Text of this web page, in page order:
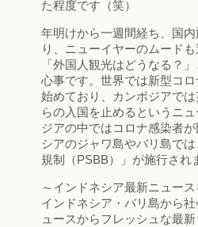
た程度です（笑）
年明けから一週間経ち、国
り、ニューイヤーのムード
「外国人観光はどうなる？
心事です。世界では新型コ
始めており、カンボジアで
らの入国を止めるというニ
ジアの中ではコロナ感染者
シアのジャワ島やバリ島で
規制（PSBB）」が施行され
～インドネシア最新ニュー
インドネシア・バリ島から
ュースからフレッシュな最